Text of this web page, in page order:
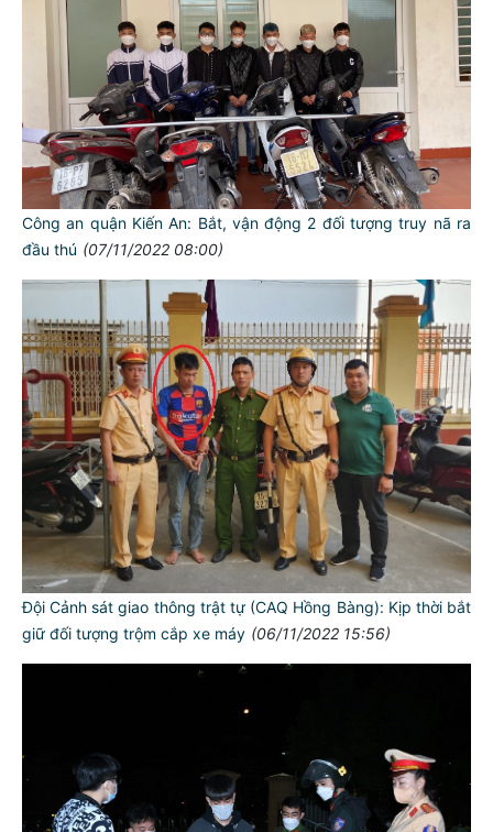
Công an quận Kiến An: Bắt, vận động 2 đối tượng truy nã ra
đầu thú (07/11/2022 08:00)
Đội Cảnh sát giao thông trật tự (CAQ Hồng Bàng): Kịp thời bắt
giữ đối tượng trộm cắp xe máy (06/11/2022 15:56)